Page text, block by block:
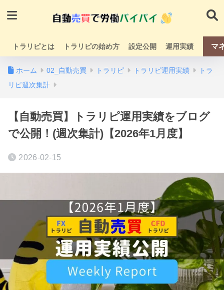
トラリピとは トラリピの始め方 設定公開 運用実績 マ
ホーム 02_自動売買 トラリピ トラリピ運用実績
トラ
リピ週次集計
【自動売買】トラリピ運用実績をブログ
で公開！(週次集計)【2026年1月度】
2026-02-15